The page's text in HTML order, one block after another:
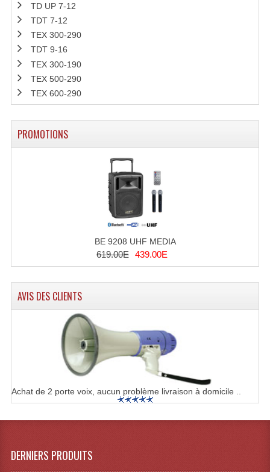
Accessoires Flight-Case Coins Roulettes
Rack 19" STYLE VSR (capot En L)
Machines À Effets Fumées, Mousses, Liquid
Machines À Fumées
Lanceur De Flammes Et Cartouche De Gaz
Machine À Etincelles Froides
Machines & Canon À Confettis
Machines À Bulles
Machines À Effet Brouillard
Machines À Fumée Lourde
TD UP 7-12
TDT 7-12
TEX 300-290
TDT 9-16
TEX 300-190
TEX 500-290
TEX 600-290
PROMOTIONS
BE 9208 UHF MEDIA
619.00E 439.00E
AVIS DES CLIENTS
Achat de 2 porte voix, aucun problème livraison à domicile ..
DERNIERS PRODUITS